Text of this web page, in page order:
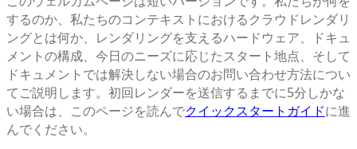
するのか、私たちのコンテキストにおけるクラウドレンダリ
ングとは何か、レンダリングを支えるハードウェア、ドキュ
メントの構成、今日のニーズに応じたスタート地点、そして
ドキュメントでは解決しない場合のお問い合わせ方法につい
てご説明します。初回レンダーを送信するまでに5分しかな
い場合は、このページを読んでクイックスタートガイドに進
んでください。